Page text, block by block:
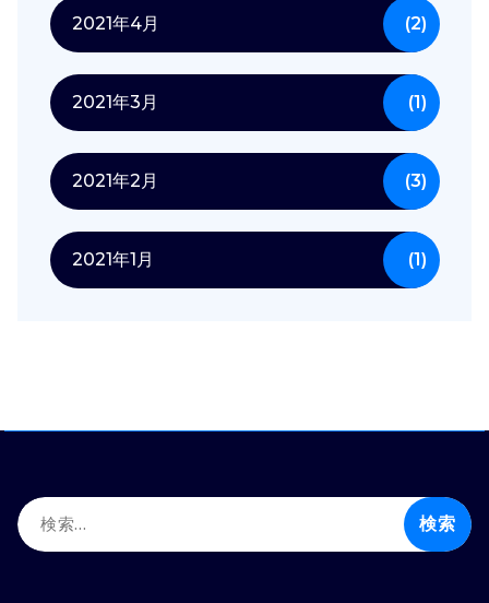
2021年4月 (2)
2021年3月 (1)
2021年2月 (3)
2021年1月 (1)
検
索: